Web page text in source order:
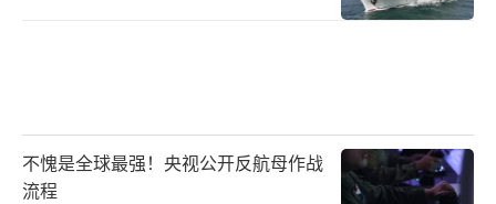
不愧是全球最强！央视公开反航母作战
流程